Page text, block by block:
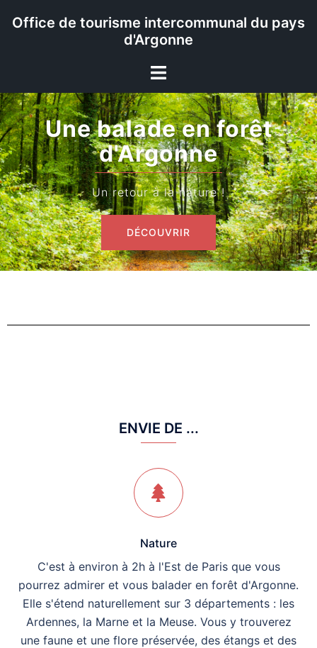
Office de tourisme intercommunal du pays
d'Argonne
La forêt d'Argonne
Témoin de l'histoire des hommes
DÉCOUVRIR
ENVIE DE ...
Nature
C'est à environ à 2h à l'Est de Paris que vous
pourrez admirer et vous balader en forêt d'Argonne.
Elle s'étend naturellement sur 3 départements : les
Ardennes, la Marne et la Meuse. Vous y trouverez
une faune et une flore préservée, des étangs et des